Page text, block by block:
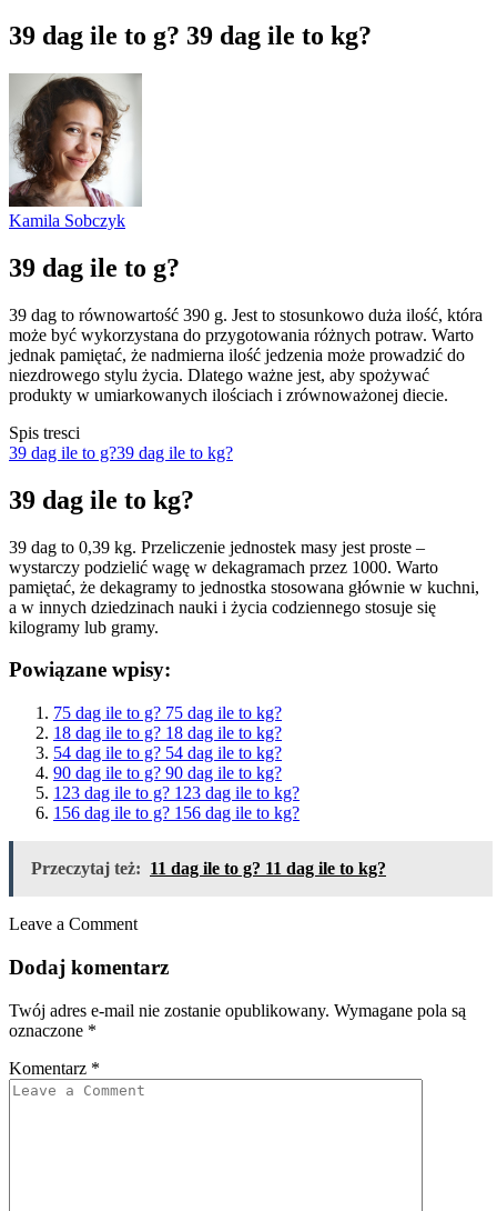
39 dag ile to g? 39 dag ile to kg?
Kamila Sobczyk
39 dag ile to g?
39 dag to równowartość 390 g. Jest to stosunkowo duża ilość, która
może być wykorzystana do przygotowania różnych potraw. Warto
jednak pamiętać, że nadmierna ilość jedzenia może prowadzić do
niezdrowego stylu życia. Dlatego ważne jest, aby spożywać
produkty w umiarkowanych ilościach i zrównoważonej diecie.
Spis tresci
39 dag ile to g?39 dag ile to kg?
39 dag ile to kg?
39 dag to 0,39 kg. Przeliczenie jednostek masy jest proste –
wystarczy podzielić wagę w dekagramach przez 1000. Warto
pamiętać, że dekagramy to jednostka stosowana głównie w kuchni,
a w innych dziedzinach nauki i życia codziennego stosuje się
kilogramy lub gramy.
Powiązane wpisy:
75 dag ile to g? 75 dag ile to kg?
18 dag ile to g? 18 dag ile to kg?
54 dag ile to g? 54 dag ile to kg?
90 dag ile to g? 90 dag ile to kg?
123 dag ile to g? 123 dag ile to kg?
156 dag ile to g? 156 dag ile to kg?
Przeczytaj też: 11 dag ile to g? 11 dag ile to kg?
Leave a Comment
Dodaj komentarz
Twój adres e-mail nie zostanie opublikowany. Wymagane pola są
oznaczone *
Komentarz *